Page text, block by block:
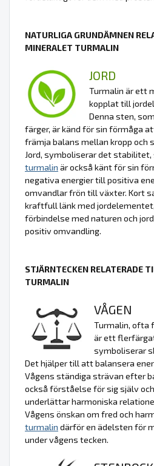
NATURLIGA GRUNDÄMNEN
MINERALET TURMALIN
JORD
Turmalin är ett
kopplat till
Denna sten,
färger, är känd för sin förmåga
främja balans mellan kropp och
Jord, symboliserar det
turmalin är också känt för sin
negativa energier till positiva
omvandlar frön till växter. Kort
kraftfull länk med
förbindelse med naturen och
positiv omvandling.
STJÄRNTECKEN RELATERADE
TURMALIN
VÅGEN
Turmalin, ofta
är ett
symboliserar
Det hjälper till att balansera
Vågens ständiga strävan efter
också förståelse för sig själv
underlättar harmoniska
Vågens önskan om fred och
turmalin därför en ädelsten för
under vågens tecken.